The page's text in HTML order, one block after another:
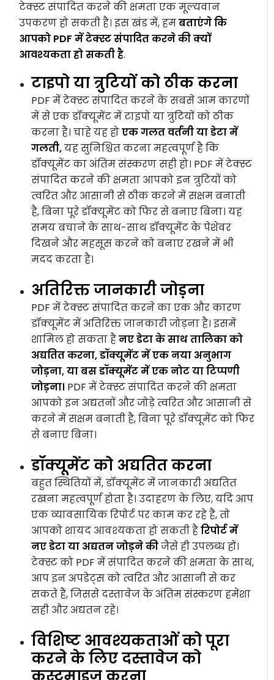
टेक्स्ट संपादित करने की क्षमता एक मूल्यवान
उपकरण हो सकती है। इस खंड में, हमबताएंगे कि
आपको PDF में टेक्स्ट संपादित करने की क्यों
आवश्यकता हो सकती है.
टाइपो या त्रुटियों को ठीक करना
PDF में टेक्स्ट संपादित करने के सबसे आम कारणों
में से एक डॉक्यूमेंट में टाइपो या त्रुटियों को ठीक
करना है। चाहे यह होएक गलत वर्तनी या डेटा में
गलती,यह सुनिश्चित करना महत्वपूर्ण है कि
डॉक्यूमेंट का अंतिम संस्करण सही हो। PDF में टेक्स्ट
संपादित करने की क्षमता आपको इन त्रुटियों को
त्वरित और आसानी से ठीक करने में सक्षम बनाती
है, बिना पूरे डॉक्यूमेंट को फिर से बनाए बिना। यह
समय बचाने के साथ-साथ डॉक्यूमेंट के पेशेवर
दिखने और महसूस करने को बनाए रखने में भी
मदद करता है।
अतिरिक्त जानकारी जोड़ना
PDF में टेक्स्ट संपादित करने का एक और कारण
डॉक्यूमेंट में अतिरिक्त जानकारी जोड़ना है। इसमें
शामिल हो सकता हैनए डेटा के साथ तालिका को
अद्यतित करना, डॉक्यूमेंट में एक नया अनुभाग
जोड़ना, या बस डॉक्यूमेंट में एक नोट या टिप्पणी
जोड़ना। PDF में टेक्स्ट संपादित करने की क्षमता
आपको इन अद्यतनों और जोड़े त्वरित और आसानी से
करने में सक्षम बनाती है, बिना पूरे डॉक्यूमेंट को फिर
से बनाए बिना।
डॉक्यूमेंट को अद्यतित करना
बहुत स्थितियों में, डॉक्यूमेंट में जानकारी अद्यतित
रखना महत्वपूर्ण होता है। उदाहरण के लिए, यदि आप
एक व्यावसायिक रिपोर्ट पर काम कर रहे हैं, तो
आपको शायद आवश्यकता हो सकती हैरिपोर्ट में
नए डेटा या अद्यतन जोड़ने कीजैसे ही उपलब्ध हों।
टेक्स्ट को PDF में संपादित करने की क्षमता के साथ,
आप इन अपडेट्स को त्वरित और आसानी से कर
सकते हैं, जिससे दस्तावेज के अंतिम संस्करण हमेशा
सही और अद्यतन रहे।
विशिष्ट आवश्यकताओं को पूरा
करने के लिए दस्तावेज को